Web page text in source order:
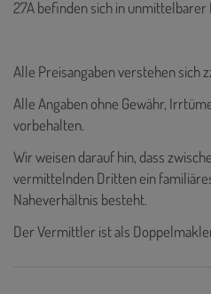
27A befinden sich in unmittelbarer
Alle Preisangaben verstehen sich
Alle Angaben ohne Gewähr,
vorbehalten.
Wir weisen darauf hin, dass
vermittelnden Dritten ein
Naheverhältnis besteht.
Der Vermittler ist als